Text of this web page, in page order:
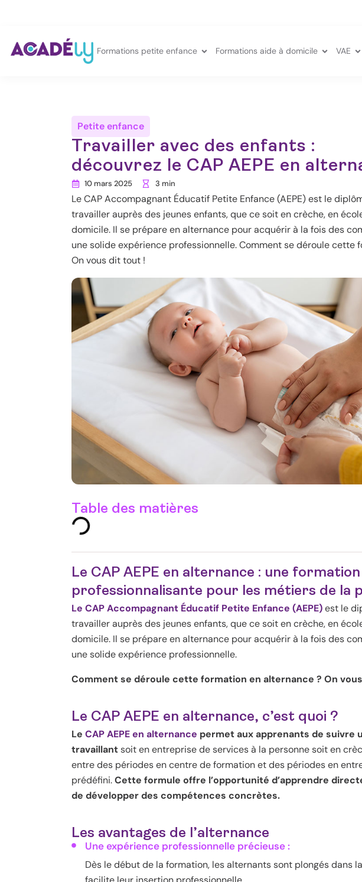
Formations petite enfance Ouvrir Formations petite enfance
Formations aide à domicile Ouvrir
VAE
Petite enfance
Travailler avec des enfants :
découvrez le CAP AEPE en
10 mars 2025 3 min
Le CAP Accompagnant Éducatif Petite Enfance (AEPE) est le
travailler auprès des jeunes enfants, que ce soit en crèche, en
domicile. Il se prépare en alternance pour acquérir à la fois des
une solide expérience professionnelle. Comment se déroule cette
On vous dit tout !
Table des matières
Le CAP AEPE en alternance : une formation
professionnalisante pour les métiers de la
Le CAP Accompagnant Éducatif Petite Enfance (AEPE)est le
travailler auprès des jeunes enfants, que ce soit en crèche, en
domicile. Il se prépare en alternance pour acquérir à la fois des
une solide expérience professionnelle.
Comment se déroule cette formation en alternance ? On
Le CAP AEPE en alternance, c’est quoi ?
Le CAP AEPE en alternance permet aux apprenants de suivre
travaillantsoit en entreprise de services à la personne soit en
entre des périodes en centre de formation et des périodes en
prédéfini.Cette formule offre l’opportunité d’apprendre
de développer des compétences concrètes.
Les avantages de l’alternance
Une expérience professionnelle précieuse :
Dès le début de la formation, les alternants sont plongés dans